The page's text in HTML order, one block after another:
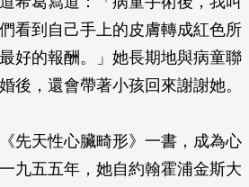
看到自己手上的皮膚轉成紅色所
好的報酬。」她長期地與病童聯
後，還會帶著小孩回來謝謝她。
先天性心臟畸形》一書，成為心
九五五年，她自約翰霍浦金斯大